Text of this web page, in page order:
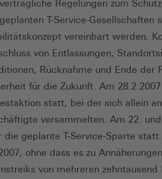
Regelungen zum
T-Service-
vereinbart werden.
von Entlassungen,
Rücknahme und Ende der
für die Zukunft. Am
statt, bei der sich allein
versammelten. Am 22.
die geplante T-Service-Sparte
ohne dass es zu
von mehreren